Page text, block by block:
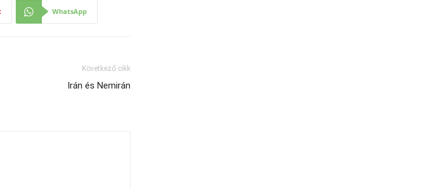
WhatsApp
Következő cikk
Irán és Nemirán